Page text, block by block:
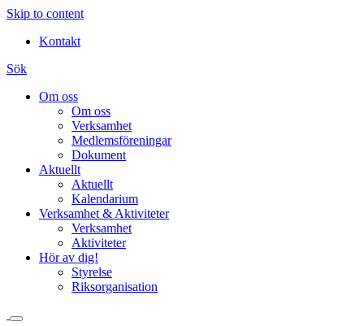
Skip to content
Kontakt
Sök
Om oss
Om oss
Verksamhet
Medlemsföreningar
Dokument
Aktuellt
Aktuellt
Kalendarium
Verksamhet & Aktiviteter
Verksamhet
Aktiviteter
Hör av dig!
Styrelse
Riksorganisation